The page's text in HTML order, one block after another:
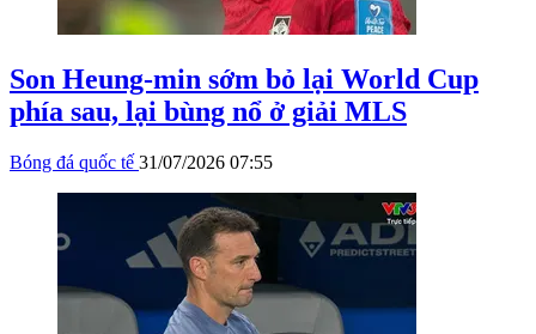
Son Heung-min sớm bỏ lại World Cup
phía sau, lại bùng nổ ở giải MLS
Bóng đá quốc tế 31/07/2026 07:55